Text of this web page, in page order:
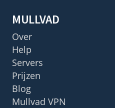
MULLVAD
Over
Help
Servers
Prijzen
Blog
Mullvad VPN